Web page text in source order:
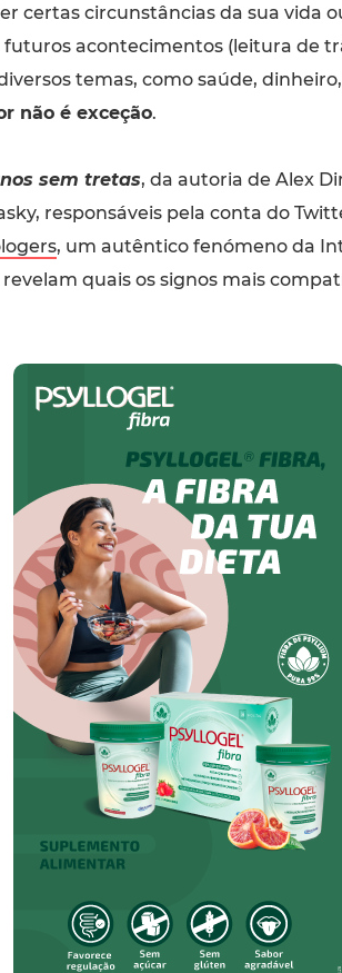
certas circunstâncias da sua vida
acontecimentos (leitura de
temas, como saúde,
não é exceção.
sem tretas, da autoria de Alex
responsáveis pela conta do
, um autêntico fenómeno da
quais os signos mais